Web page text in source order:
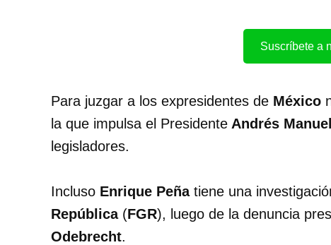
Suscríbete a
Para juzgar a los expresidentes de México
la que impulsa el Presidente Andrés
legisladores.
Incluso Enrique Peñatiene una
República(FGR), luego de la denuncia
Odebrecht.